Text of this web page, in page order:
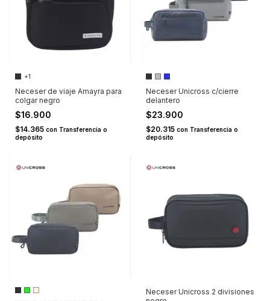
+1
Neceser de viaje Amayra para
colgar negro
$16.900
$14.365 con Transferencia o
depósito
Neceser Unicross c/cierre
delantero
$23.900
$20.315 con Transferencia o
depósito
Neceser Unicross 2 divisiones